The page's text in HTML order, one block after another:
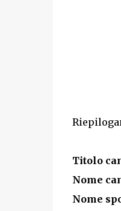
Titolo
Nome
Nome